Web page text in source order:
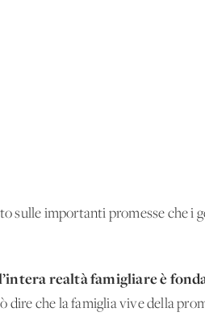
sulle importanti promesse che i
realtà famigliare è
che la famiglia vive della